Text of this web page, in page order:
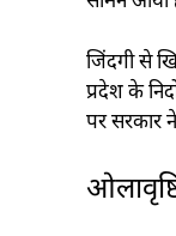
जिंदगी से
प्रदेश के
पर सरकार